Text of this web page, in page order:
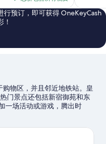
$97
1,189
条
预订，即可获得 OneKeyCash
物区，并且邻近地铁站。皇
门景点还包括新宿御苑和东
一场活动或游戏，腾出时
士尼度假区®。